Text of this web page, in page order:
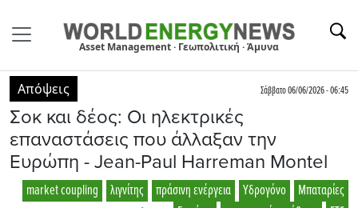
Asset Management · Γεωπολιτική · Άμυνα
Απόψεις Σάββατο 06/06/2026 - 06:45
Σοκ και δέος: Οι ηλεκτρικές
επαναστάσεις που άλλαξαν την
Ευρώπη - Jean-Paul Harreman Montel
Μπαταρίες
Υδρογόνο
πράσινη ενέργεια
λιγνίτης
market coupling